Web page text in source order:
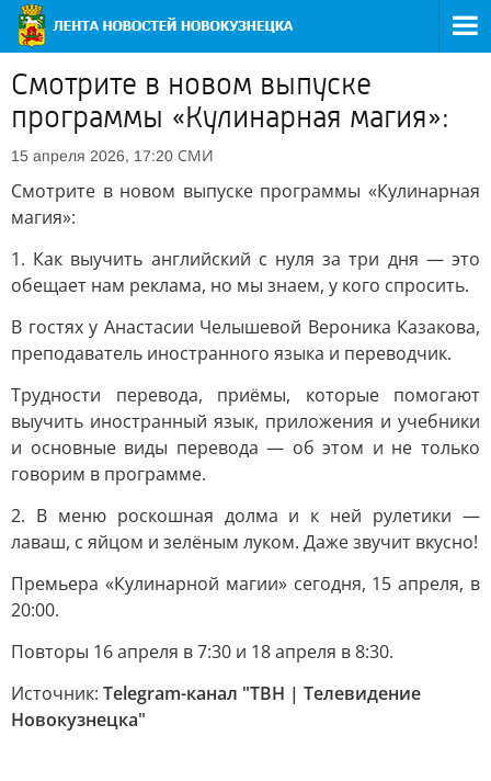
Смотрите в новом выпуске
программы «Кулинарная магия»:
15 апреля 2026, 17:20 СМИ
Смотрите в новом выпуске программы «Кулинарная
магия»:
1. Как выучить английский с нуля за три дня — это
обещает нам реклама, но мы знаем, у кого спросить.
В гостях у Анастасии Челышевой Вероника Казакова,
преподаватель иностранного языка и переводчик.
Трудности перевода, приёмы, которые помогают
выучить иностранный язык, приложения и учебники
и основные виды перевода — об этом и не только
говорим в программе.
2. В меню роскошная долма и к ней рулетики —
лаваш, с яйцом и зелёным луком. Даже звучит вкусно!
Премьера «Кулинарной магии» сегодня, 15 апреля, в
20:00.
Повторы 16 апреля в 7:30 и 18 апреля в 8:30.
Источник: Telegram-канал "ТВН | Телевидение
Новокузнецка"